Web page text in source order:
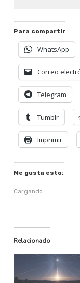
Para compartir
WhatsApp
Correo
Telegram
Tumblr
Imprimir
Me gusta esto:
Cargando...
Relacionado